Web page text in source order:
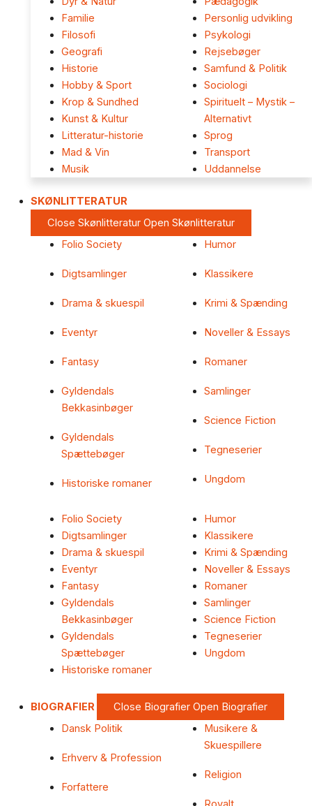
Familie
Filosofi
Geografi
Historie
Hobby & Sport
Krop & Sundhed
Kunst & Kultur
Litteratur-historie
Mad & Vin
Musik
Personlig udvikling
Psykologi
Rejsebøger
Samfund & Politik
Sociologi
Spirituelt – Mystik –
Alternativt
Sprog
Transport
Uddannelse
SKØNLITTERATUR
Close Skønlitteratur Open Skønlitteratur
Folio Society
Digtsamlinger
Drama & skuespil
Eventyr
Fantasy
Gyldendals
Bekkasinbøger
Gyldendals
Spættebøger
Historiske romaner
Humor
Klassikere
Krimi & Spænding
Noveller & Essays
Romaner
Samlinger
Science Fiction
Tegneserier
Ungdom
Folio Society
Digtsamlinger
Drama & skuespil
Eventyr
Fantasy
Gyldendals
Bekkasinbøger
Gyldendals
Spættebøger
Historiske romaner
Humor
Klassikere
Krimi & Spænding
Noveller & Essays
Romaner
Samlinger
Science Fiction
Tegneserier
Ungdom
BIOGRAFIER Close Biografier Open Biografier
Dansk Politik
Erhverv & Profession
Forfattere
Musikere &
Skuespillere
Religion